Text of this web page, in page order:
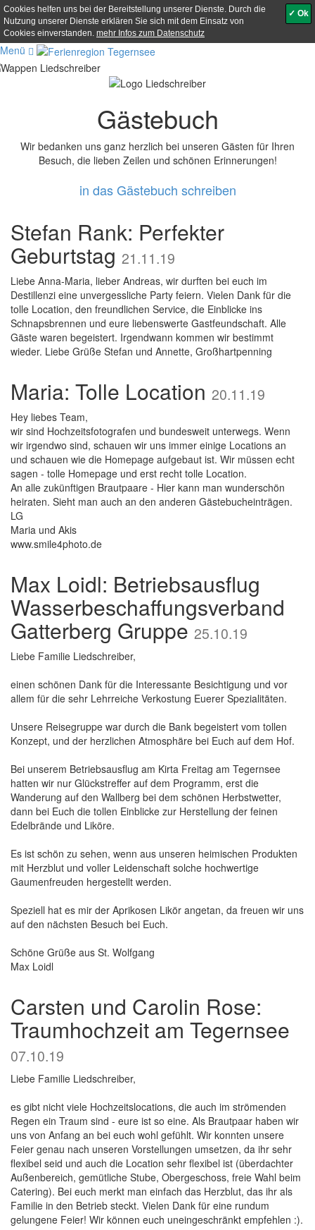
Cookies helfen uns bei der Bereitstellung unserer Dienste. Durch die
Nutzung unserer Dienste erklären Sie sich mit dem Einsatz von
Cookies einverstanden. mehr Infos zum Datenschutz
✓ Ok
Menü
Gästebuch
Wir bedanken uns ganz herzlich bei unseren Gästen für Ihren
Besuch, die lieben Zeilen und schönen Erinnerungen!
in das Gästebuch schreiben
Stefan Rank: Perfekter
Geburtstag 21.11.19
Liebe Anna-Maria, lieber Andreas, wir durften bei euch im
Destillenzi eine unvergessliche Party feiern. Vielen Dank für die
tolle Location, den freundlichen Service, die Einblicke ins
Schnapsbrennen und eure liebenswerte Gastfeundschaft. Alle
Gäste waren begeistert. Irgendwann kommen wir bestimmt
wieder. Liebe Grüße Stefan und Annette, Großhartpenning
Maria: Tolle Location 20.11.19
Hey liebes Team,
wir sind Hochzeitsfotografen und bundesweit unterwegs. Wenn
wir irgendwo sind, schauen wir uns immer einige Locations an
und schauen wie die Homepage aufgebaut ist. Wir müssen echt
sagen - tolle Homepage und erst recht tolle Location.
An alle zukünftigen Brautpaare - Hier kann man wunderschön
heiraten. Sieht man auch an den anderen Gästebucheinträgen.
LG
Maria und Akis
www.smile4photo.de
Max Loidl: Betriebsausflug
Wasserbeschaffungsverband
Gatterberg Gruppe25.10.19
Liebe Familie Liedschreiber,
einen schönen Dank für die Interessante Besichtigung und vor
allem für die sehr Lehrreiche Verkostung Euerer Spezialitäten.
Unsere Reisegruppe war durch die Bank begeistert vom tollen
Konzept, und der herzlichen Atmosphäre bei Euch auf dem Hof.
Bei unserem Betriebsausflug am Kirta Freitag am Tegernsee
hatten wir nur Glückstreffer auf dem Programm, erst die
Wanderung auf den Wallberg bei dem schönen Herbstwetter,
dann bei Euch die tollen Einblicke zur Herstellung der feinen
Edelbrände und Liköre.
Es ist schön zu sehen, wenn aus unseren heimischen Produkten
mit Herzblut und voller Leidenschaft solche hochwertige
Gaumenfreuden hergestellt werden.
Speziell hat es mir der Aprikosen Likör angetan, da freuen wir uns
auf den nächsten Besuch bei Euch.
Schöne Grüße aus St. Wolfgang
Max Loidl
Carsten und Carolin Rose:
Traumhochzeit am Tegernsee
07.10.19
Liebe Familie Liedschreiber,
es gibt nicht viele Hochzeitslocations, die auch im strömenden
Regen ein Traum sind - eure ist so eine. Als Brautpaar haben wir
uns von Anfang an bei euch wohl gefühlt. Wir konnten unsere
Feier genau nach unseren Vorstellungen umsetzen, da ihr sehr
flexibel seid und auch die Location sehr flexibel ist (überdachter
Außenbereich, gemütliche Stube, Obergeschoss, freie Wahl beim
Catering). Bei euch merkt man einfach das Herzblut, das ihr als
Familie in den Betrieb steckt. Vielen Dank für eine rundum
gelungene Feier! Wir können euch uneingeschränkt empfehlen :).